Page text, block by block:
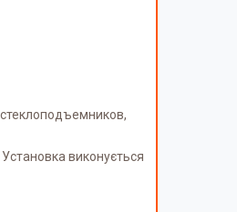
виконується